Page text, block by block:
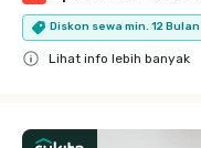
Diskon sewa min. 12 Bulan
Lihat info lebih banyak